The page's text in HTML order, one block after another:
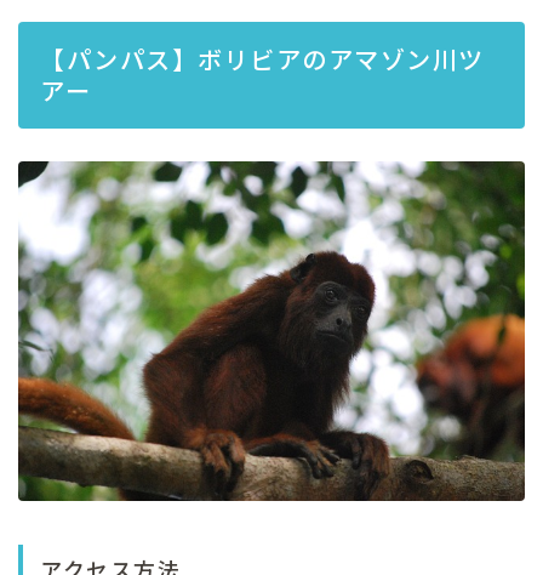
【パンパス】ボリビアのアマゾン川ツ
アー